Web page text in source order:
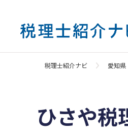
税理士紹介ナビ 愛知県
ひさや